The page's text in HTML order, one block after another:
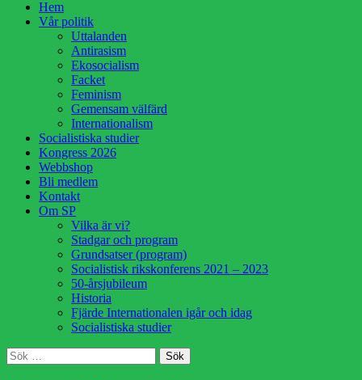
HoppaHem
Vår politik
Uttalanden
Antirasism
Ekosocialism
Facket
Feminism
Gemensam välfärd
Internationalism
Socialistiska studier
Kongress 2026
Webbshop
Bli medlem
Kontakt
Om SP
Vilka är vi?
Stadgar och program
Grundsatser (program)
Socialistisk rikskonferens 2021 – 2023
50-årsjubileum
Historia
Fjärde Internationalen igår och idag
Socialistiska studier
Sök
Sök
efter: